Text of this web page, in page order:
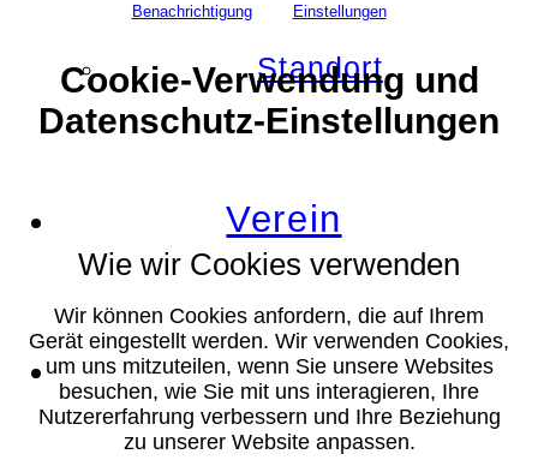
Standort
Verein
Suche
Benachrichtigung
Einstellungen
Cookie-Verwendung und
Datenschutz-Einstellungen
Wie wir Cookies verwenden
Wir können Cookies anfordern, die auf Ihrem
Gerät eingestellt werden. Wir verwenden Cookies,
um uns mitzuteilen, wenn Sie unsere Websites
besuchen, wie Sie mit uns interagieren, Ihre
Nutzererfahrung verbessern und Ihre Beziehung
zu unserer Website anpassen.